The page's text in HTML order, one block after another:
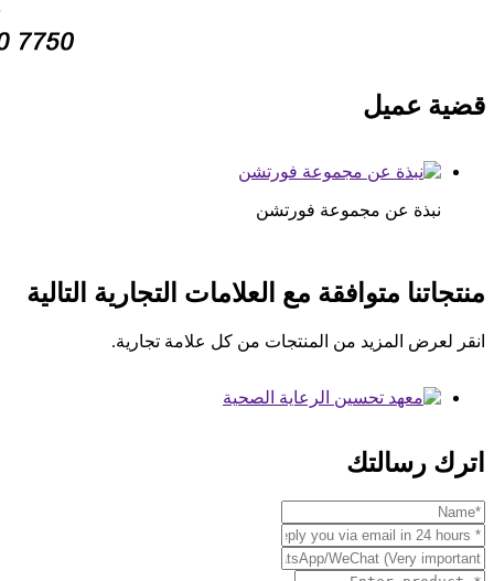
قضية عميل
نبذة عن مجموعة فورتشن
منتجاتنا متوافقة مع العلامات التجارية التالية
انقر لعرض المزيد من المنتجات من كل علامة تجارية.
اترك رسالتك